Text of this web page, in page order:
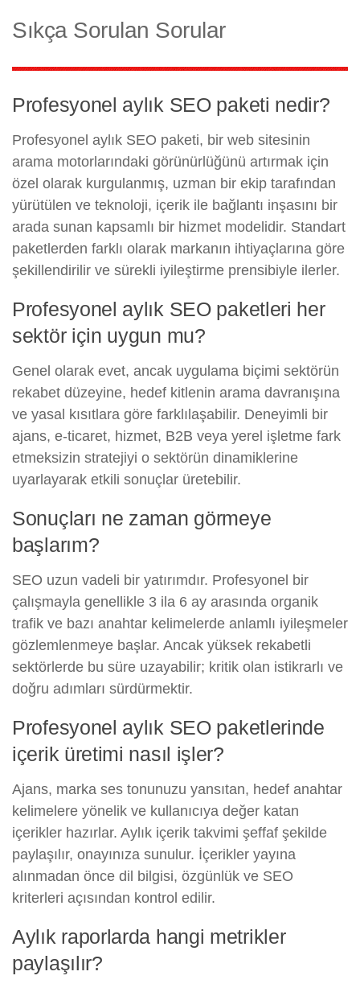
Sıkça Sorulan Sorular
Profesyonel aylık SEO paketi nedir?
Profesyonel aylık SEO paketi, bir web sitesinin
arama motorlarındaki görünürlüğünü artırmak için
özel olarak kurgulanmış, uzman bir ekip tarafından
yürütülen ve teknoloji, içerik ile bağlantı inşasını bir
arada sunan kapsamlı bir hizmet modelidir. Standart
paketlerden farklı olarak markanın ihtiyaçlarına göre
şekillendirilir ve sürekli iyileştirme prensibiyle ilerler.
Profesyonel aylık SEO paketleri her
sektör için uygun mu?
Genel olarak evet, ancak uygulama biçimi sektörün
rekabet düzeyine, hedef kitlenin arama davranışına
ve yasal kısıtlara göre farklılaşabilir. Deneyimli bir
ajans, e-ticaret, hizmet, B2B veya yerel işletme fark
etmeksizin stratejiyi o sektörün dinamiklerine
uyarlayarak etkili sonuçlar üretebilir.
Sonuçları ne zaman görmeye
başlarım?
SEO uzun vadeli bir yatırımdır. Profesyonel bir
çalışmayla genellikle 3 ila 6 ay arasında organik
trafik ve bazı anahtar kelimelerde anlamlı iyileşmeler
gözlemlenmeye başlar. Ancak yüksek rekabetli
sektörlerde bu süre uzayabilir; kritik olan istikrarlı ve
doğru adımları sürdürmektir.
Profesyonel aylık SEO paketlerinde
içerik üretimi nasıl işler?
Ajans, marka ses tonunuzu yansıtan, hedef anahtar
kelimelere yönelik ve kullanıcıya değer katan
içerikler hazırlar. Aylık içerik takvimi şeffaf şekilde
paylaşılır, onayınıza sunulur. İçerikler yayına
alınmadan önce dil bilgisi, özgünlük ve SEO
kriterleri açısından kontrol edilir.
Aylık raporlarda hangi metrikler
paylaşılır?